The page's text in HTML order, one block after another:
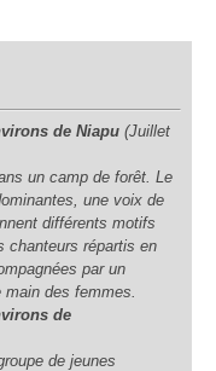
de Niapu (Juillet
un camp de forêt. Le
une voix de
différents motifs
chanteurs répartis en
par un
des femmes.
de
de jeunes